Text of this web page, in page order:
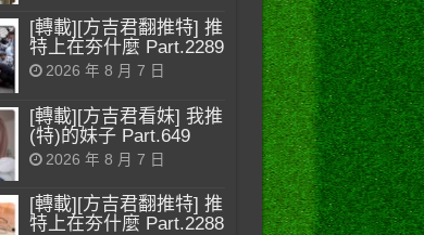
[轉載][方吉君翻推特] 推
特上在夯什麼 Part.2289
2026 年 8 月 7 日
[轉載][方吉君看妹] 我推
(特)的妹子 Part.649
2026 年 8 月 7 日
[轉載][方吉君翻推特] 推
特上在夯什麼 Part.2288